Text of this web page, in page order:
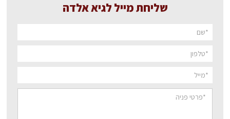
שליחת מייל לגיא אלדה